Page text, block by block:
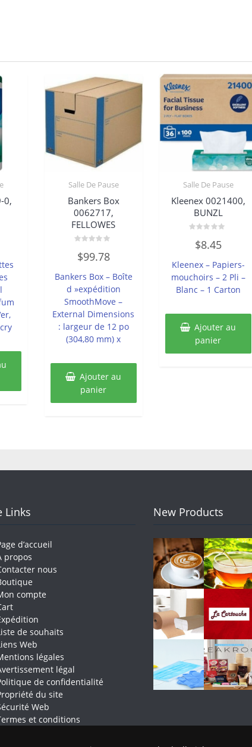
0,
Salle De Pause
Bankers Box
0062717,
FELLOWES
0
sur
$99.78
Bankers Box – Boîte
d »expédition
SmoothMove –
External Dimensions
: largeur de 12 po
(304,80 mm) x
Ajouter au
panier
Salle De Pause
Kleenex 0021400,
BUNZL
sur
$8.45
Kleenex – Papiers-
mouchoirs – 2 Pli –
Blanc – 1 Carton
Ajouter au
panier
Links
d’accueil
propos
nous
compte
de souhaits
Web
légales
légal
de confidentialité
du site
Web
et conditions
New Products